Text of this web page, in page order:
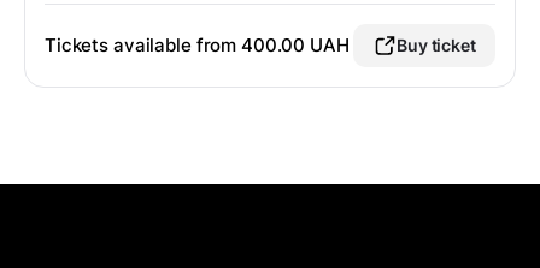
Tickets available from 400.00 UAH Buy ticket